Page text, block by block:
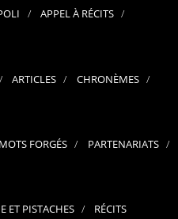
APPEL À RÉCITS
ARTICLES CHRONÈMES
FORGÉS PARTENARIATS
ET PISTACHES RÉCITS